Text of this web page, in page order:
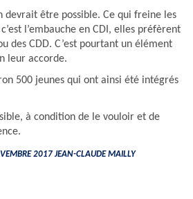
devrait être possible. Ce qui freine les
l’embauche en CDI, elles préfèrent
des CDD. C’est pourtant un élément
leur accorde.
500 jeunes qui ont ainsi été intégrés
à condition de le vouloir et de
2017JEAN-CLAUDE MAILLY